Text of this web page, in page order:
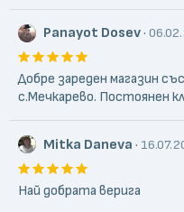
Panayot Dosev·
Добре зареден магазин
с.Мечкарево. Постоянен
Mitka Daneva ·
Най добрата верига